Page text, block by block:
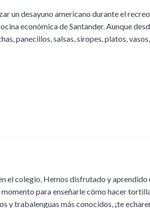
un desayuno americano durante el
económica de Santander. Aunque
panecillos, salsas, siropes, platos, vasos,
el colegio. Hemos disfrutado y aprendido
para enseñarle cómo hacer
y trabalenguas más conocidos, ¡te